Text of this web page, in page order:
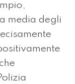
media degli